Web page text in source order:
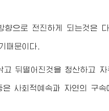
향으로 전진하게 되는것은
때문이다.
뒤떨어진것을 청산하고
사회적예속과 자연의 구